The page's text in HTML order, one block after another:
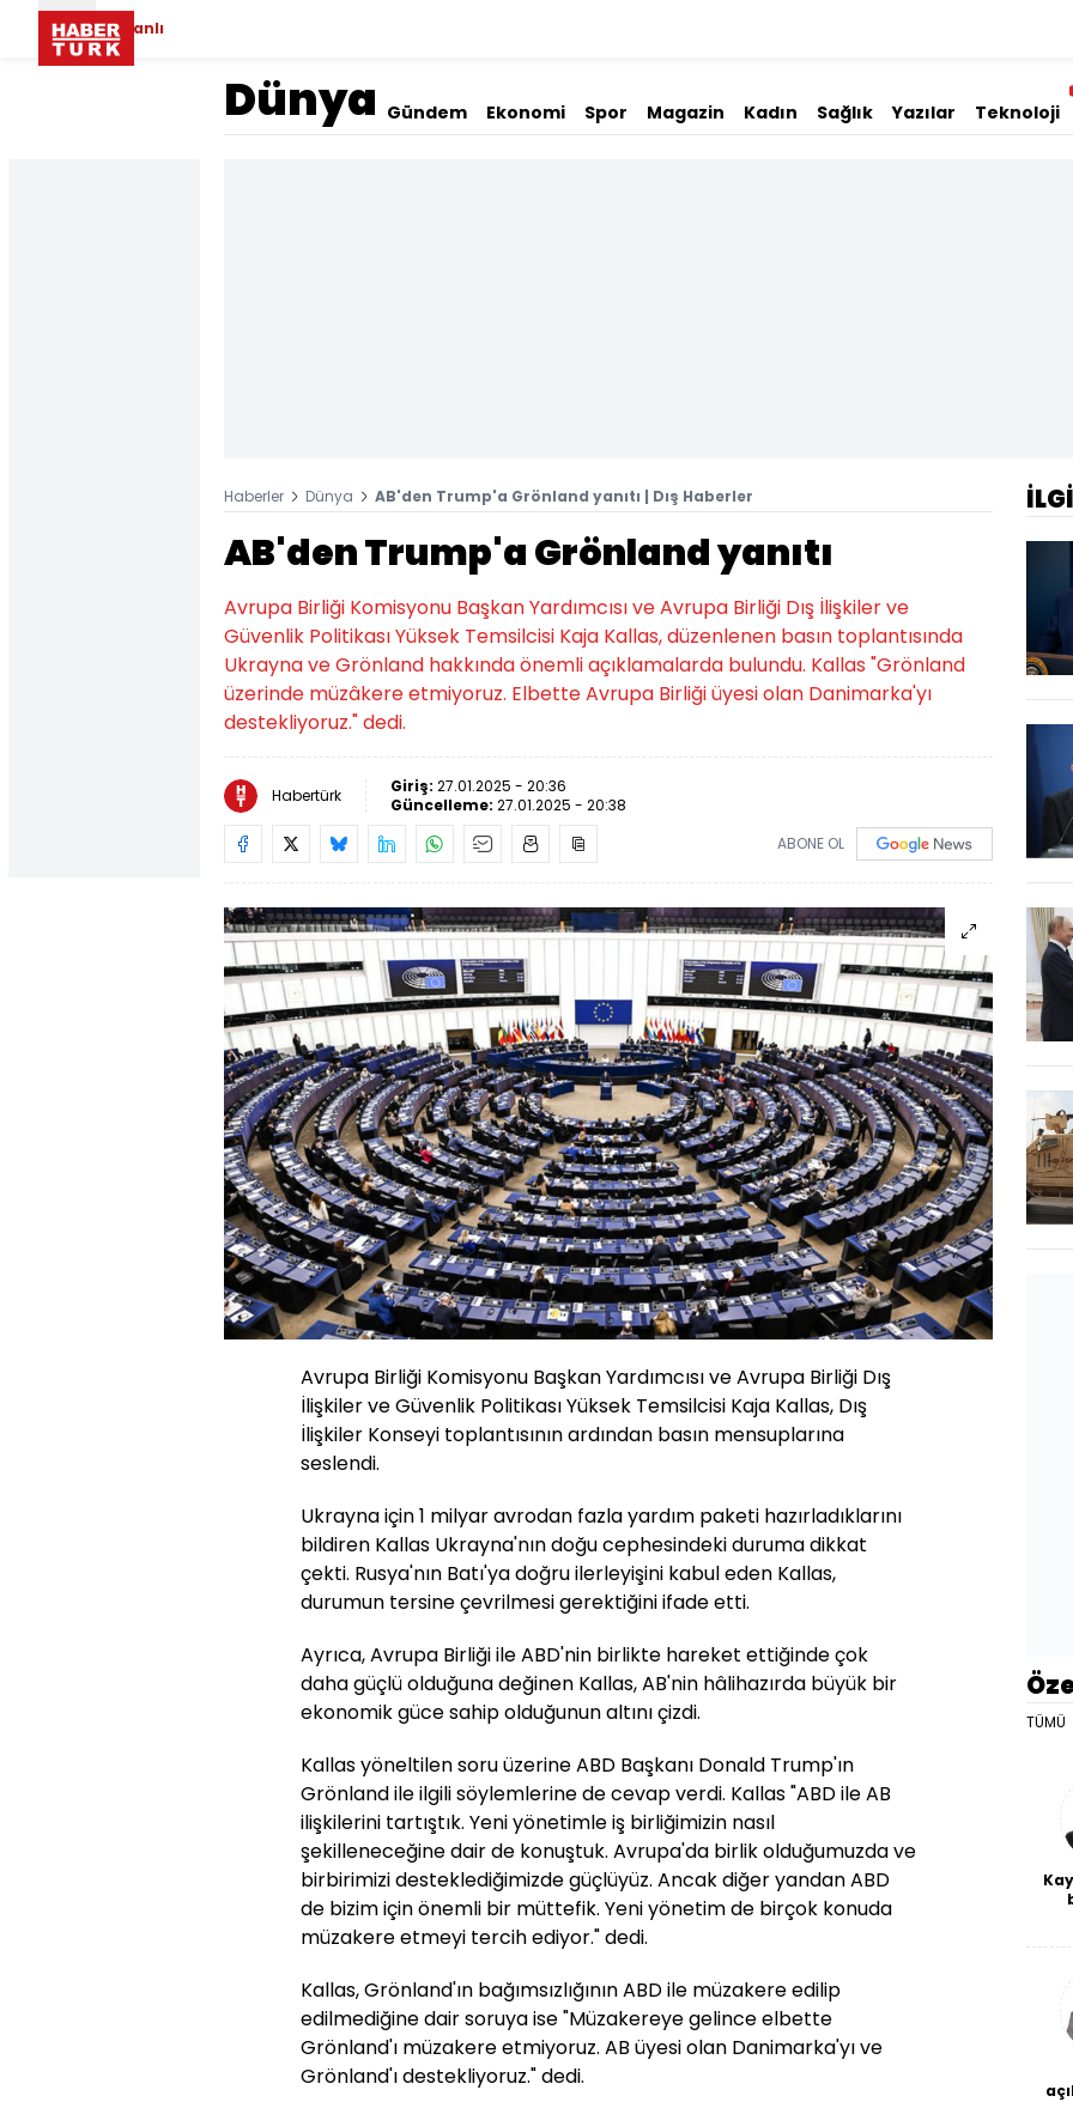
Canlı
Dünya Gündem Ekonomi Spor Magazin Kadın Sağlık Yazılar Teknoloji
Haberler Dünya AB'den Trump'a Grönland yanıtı | Dış Haberler
AB'den Trump'a Grönland yanıtı
Avrupa Birliği Komisyonu Başkan Yardımcısı ve Avrupa Birliği Dış İlişkiler ve
Güvenlik Politikası Yüksek Temsilcisi Kaja Kallas, düzenlenen basın toplantısında
Ukrayna ve Grönland hakkında önemli açıklamalarda bulundu. Kallas "Grönland
üzerinde müzâkere etmiyoruz. Elbette Avrupa Birliği üyesi olan Danimarka'yı
destekliyoruz." dedi.
Habertürk Giriş: 27.01.2025 - 20:36
Güncelleme: 27.01.2025 - 20:38
ABONE OL
Avrupa Birliği Komisyonu Başkan Yardımcısı ve Avrupa Birliği Dış
İlişkiler ve Güvenlik Politikası Yüksek Temsilcisi Kaja Kallas, Dış
İlişkiler Konseyi toplantısının ardından basın mensuplarına
seslendi.
Ukrayna için 1 milyar avrodan fazla yardım paketi hazırladıklarını
bildiren Kallas Ukrayna'nın doğu cephesindeki duruma dikkat
çekti. Rusya'nın Batı'ya doğru ilerleyişini kabul eden Kallas,
durumun tersine çevrilmesi gerektiğini ifade etti.
Ayrıca, Avrupa Birliği ile ABD'nin birlikte hareket ettiğinde çok
daha güçlü olduğuna değinen Kallas, AB'nin hâlihazırda büyük bir
ekonomik güce sahip olduğunun altını çizdi.
Kallas yöneltilen soru üzerine ABD Başkanı Donald Trump'ın
Grönland ile ilgili söylemlerine de cevap verdi. Kallas "ABD ile AB
ilişkilerini tartıştık. Yeni yönetimle iş birliğimizin nasıl
şekilleneceğine dair de konuştuk. Avrupa'da birlik olduğumuzda ve
birbirimizi desteklediğimizde güçlüyüz. Ancak diğer yandan ABD
de bizim için önemli bir müttefik. Yeni yönetim de birçok konuda
müzakere etmeyi tercih ediyor." dedi.
Kallas, Grönland'ın bağımsızlığının ABD ile müzakere edilip
edilmediğine dair soruya ise "Müzakereye gelince elbette
Grönland'ı müzakere etmiyoruz. AB üyesi olan Danimarka'yı ve
Grönland'ı destekliyoruz." dedi.
TÜMÜ